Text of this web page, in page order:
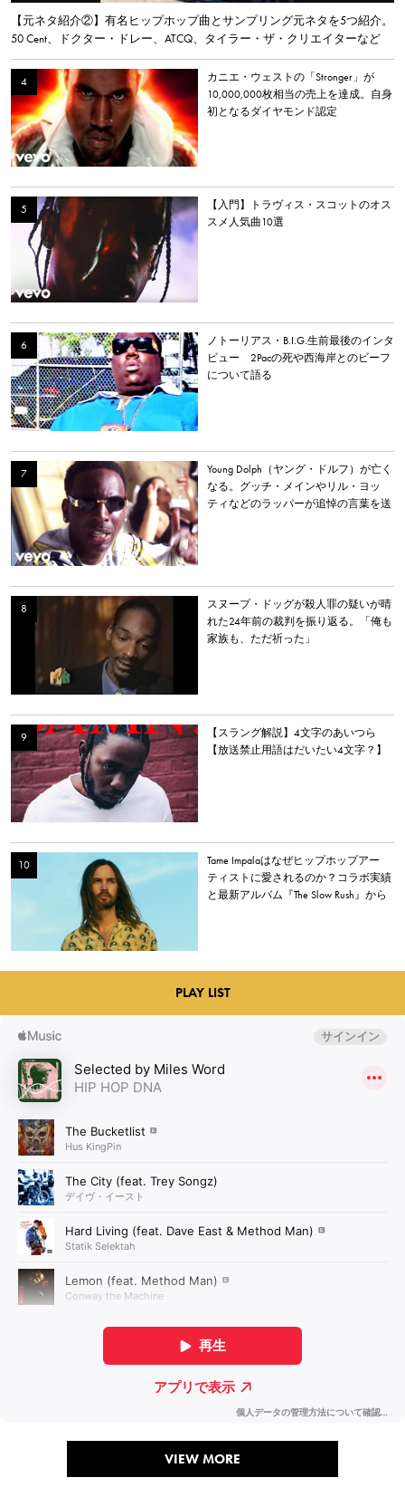
【元ネタ紹介②】有名ヒップホップ曲とサンプリング元ネタを5つ紹介。
50 Cent、ドクター・ドレー、ATCQ、タイラー・ザ・クリエイターなど
カニエ・ウェストの「Stronger」が
10,000,000枚相当の売上を達成。自身
初となるダイヤモンド認定
【入門】トラヴィス・スコットのオス
スメ人気曲10選
ノトーリアス・B.I.G.生前最後のインタ
ビュー 2Pacの死や西海岸とのビーフ
について語る
Young Dolph（ヤング・ドルフ）が亡く
なる。グッチ・メインやリル・ヨッ
ティなどのラッパーが追悼の言葉を送
スヌープ・ドッグが殺人罪の疑いが晴
れた24年前の裁判を振り返る。「俺も
家族も、ただ祈った」
【スラング解説】4文字のあいつら
【放送禁止用語はだいたい4文字？】
Tame Impalaはなぜヒップホップアー
ティストに愛されるのか？コラボ実績
と最新アルバム『The Slow Rush』から
PLAY LIST
VIEW MORE